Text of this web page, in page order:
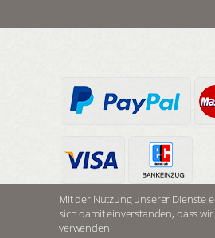
ZUM SHOP
Mit der Nutzung unserer Dienste
sich damit einverstanden, dass wir
verwenden.